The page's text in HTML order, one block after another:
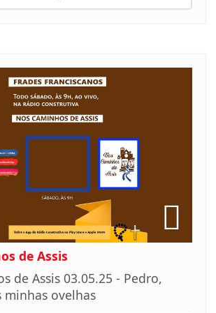
de Assis
de Assis 03.05.25 - Pedro,
minhas ovelhas